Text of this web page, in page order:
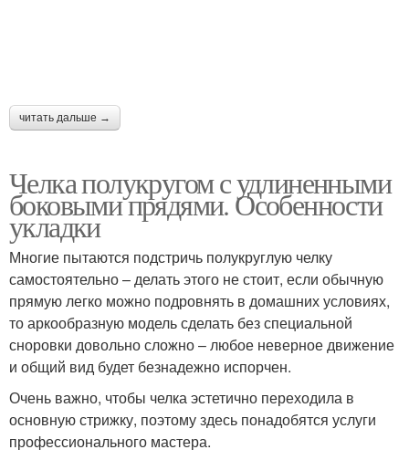
читать дальше →
Челка полукругом с удлиненными
боковыми прядями. Особенности
укладки
Многие пытаются подстричь полукруглую челку
самостоятельно – делать этого не стоит, если обычную
прямую легко можно подровнять в домашних условиях,
то аркообразную модель сделать без специальной
сноровки довольно сложно – любое неверное движение
и общий вид будет безнадежно испорчен.
Очень важно, чтобы челка эстетично переходила в
основную стрижку, поэтому здесь понадобятся услуги
профессионального мастера.